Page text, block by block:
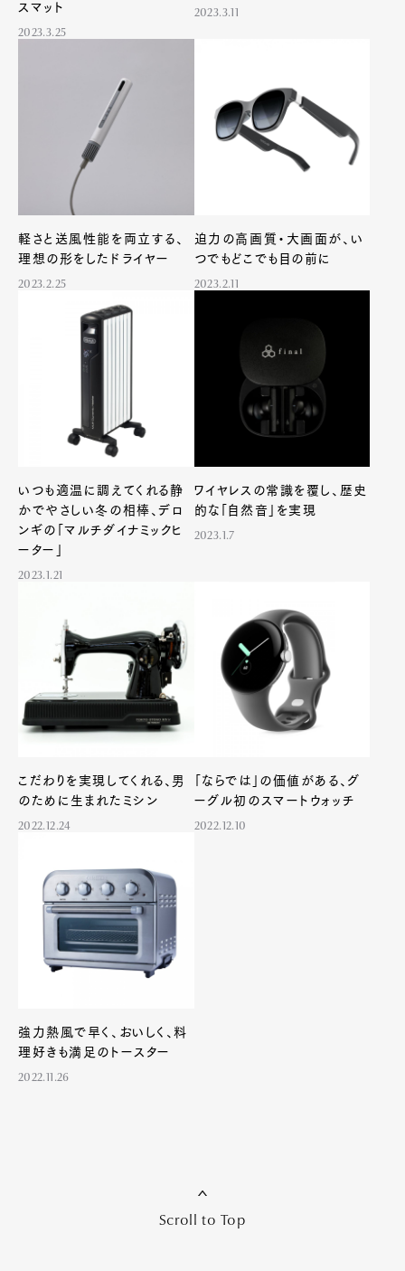
スマット
2023.3.25
2023.3.11
軽さと送風性能を両立する、
理想の形をしたドライヤー
2023.2.25
迫力の高画質・大画面が、い
つでもどこでも目の前に
2023.2.11
いつも適温に調えてくれる静
かでやさしい冬の相棒、デロ
ンギの「マルチダイナミックヒ
ーター」
2023.1.21
ワイヤレスの常識を覆し、歴史
的な「自然音」を実現
2023.1.7
こだわりを実現してくれる、男
のために生まれたミシン
2022.12.24
「ならでは」の価値がある、グ
ーグル初のスマートウォッチ
2022.12.10
強力熱風で早く、おいしく、料
理好きも満足のトースター
2022.11.26
Scroll to Top